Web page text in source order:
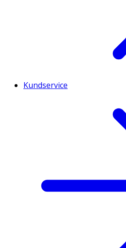
Kundservice